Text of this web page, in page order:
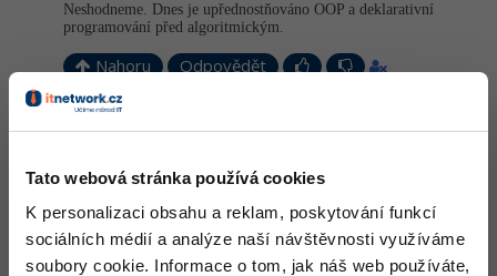
Tato webová stránka používá cookies
K personalizaci obsahu a reklam, poskytování funkcí
sociálních médií a analýze naší návštěvnosti využíváme
soubory cookie. Informace o tom, jak náš web používáte,
Neshodneme. Dnes je upřednostňováno OOP a deklarativní
programování před algoritmickým.
Nahoru Odpovědět
I přesto považuji osvojení si algoritmizace za základ.